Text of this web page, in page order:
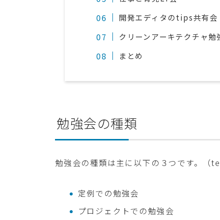
開発エディタのtips共有会
クリーンアーキテクチャ勉
まとめ
勉強会の種類
勉強会の種類は主に以下の３つです。（
定例での勉強会
プロジェクトでの勉強会